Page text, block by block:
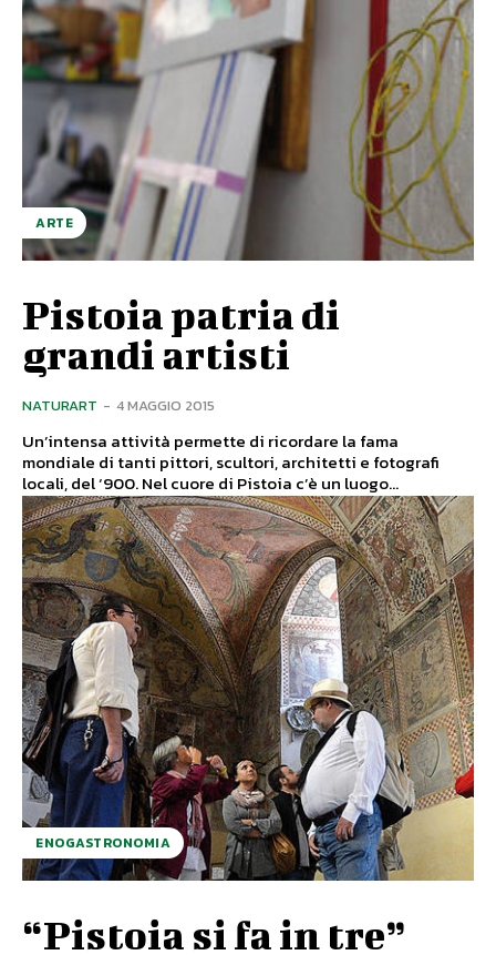
ARTE
Pistoia patria di
grandi artisti
NATURART - 4 MAGGIO 2015
Un’intensa attività permette di ricordare la fama
mondiale di tanti pittori, scultori, architetti e fotografi
locali, del ‘900. Nel cuore di Pistoia c’è un luogo...
ENOGASTRONOMIA
“Pistoia si fa in tre”